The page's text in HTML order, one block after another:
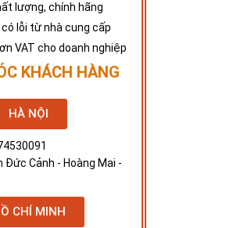
lượng, chính hãng
lỗi từ nhà cung cấp
VAT cho doanh nghiệp
KHÁCH HÀNG
HÀ NỘI
Đức Cảnh - Hoàng Mai -
CHÍ MINH